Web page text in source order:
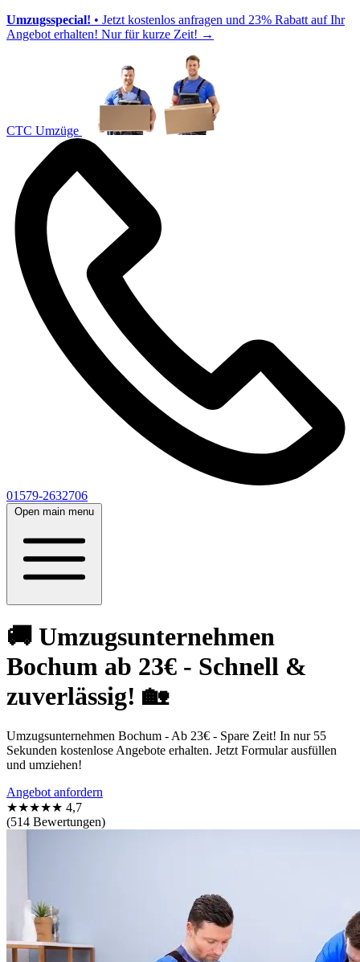
Umzugsspecial! • Jetzt kostenlos anfragen und 23% Rabatt auf Ihr
Angebot erhalten! Nur für kurze Zeit! →
CTC Umzüge
01579-2632706
Open main menu
🚚 Umzugsunternehmen
Bochum ab 23€ - Schnell &
zuverlässig! 🏡
Umzugsunternehmen Bochum - Ab 23€ - Spare Zeit! In nur 55
Sekunden kostenlose Angebote erhalten. Jetzt Formular ausfüllen
und umziehen!
Angebot anfordern
★★★★★ 4,7
(514 Bewertungen)